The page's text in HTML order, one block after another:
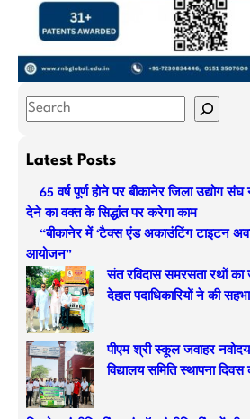
S
aLatest Posts
65 वर्ष पूर्ण होने पर बीकानेर जिला उद्योग
देने का वक्त के सिद्धांत पर करेगा काम
“बीकानेर में ‘टैक्स एंड अकाउंटिंग टाइटन
आयोजन”
संत रविदास समरसता रथों
देहात पदाधिकारियों ने की
पीएम श्री स्कूल जवाहर
विद्यालय समिति स्थापना